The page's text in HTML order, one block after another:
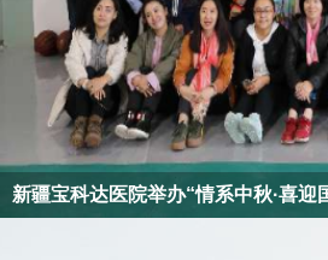
新疆宝科达医院开展“党旗映天山”主